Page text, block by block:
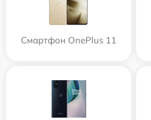
Смартфон OnePlus 11